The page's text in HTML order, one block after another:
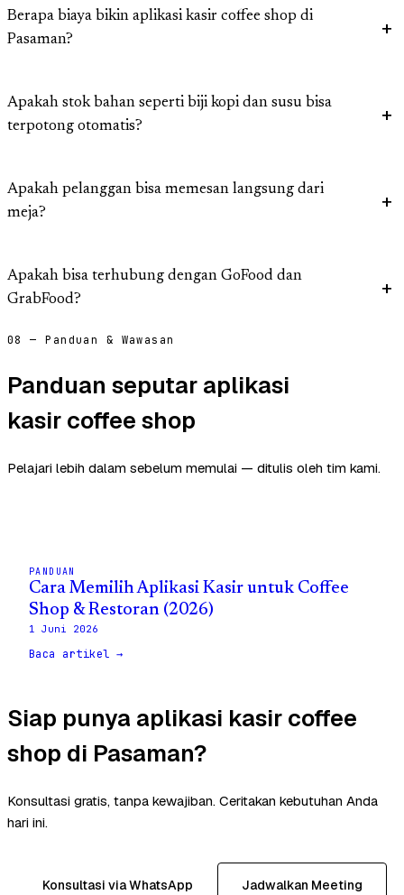
Berapa biaya bikin aplikasi kasir coffee shop di
Pasaman?
Apakah stok bahan seperti biji kopi dan susu bisa
terpotong otomatis?
Apakah pelanggan bisa memesan langsung dari
meja?
Apakah bisa terhubung dengan GoFood dan
GrabFood?
08 — Panduan & Wawasan
Panduan seputar aplikasi
kasir coffee shop
Pelajari lebih dalam sebelum memulai — ditulis oleh tim kami.
PANDUAN
Cara Memilih Aplikasi Kasir untuk Coffee
Shop & Restoran (2026)
1 Juni 2026
Baca artikel →
Siap punya aplikasi kasir coffee
shop di Pasaman?
Konsultasi gratis, tanpa kewajiban. Ceritakan kebutuhan Anda
hari ini.
Konsultasi via WhatsApp Jadwalkan Meeting